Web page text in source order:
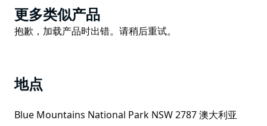
芬芳四溢。这里也是观鸟者的天堂，银眼鸟、刺嘴莺和条
纹啄花鸟经常在树间穿梭。
或者挑战一下自己，沿着杰克·埃文斯步道走到厄斯金
您还可以通过谷歌街景徒步旅行器，来一次尼平瞭望台的
Product
List
更多类似产品
Product
抱歉，加载产品时出错。请稍后重试。
地点
Blue Mountains National Park NSW 2787 澳大利亚